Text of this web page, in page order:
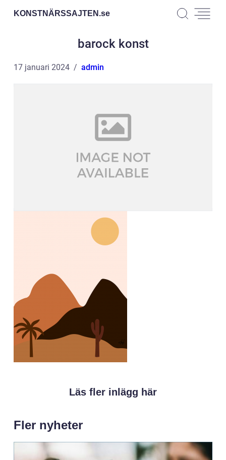
KONSTNÄRSSAJTEN.se
barock konst
17 januari 2024 admin
Läs fler inlägg här
Fler nyheter